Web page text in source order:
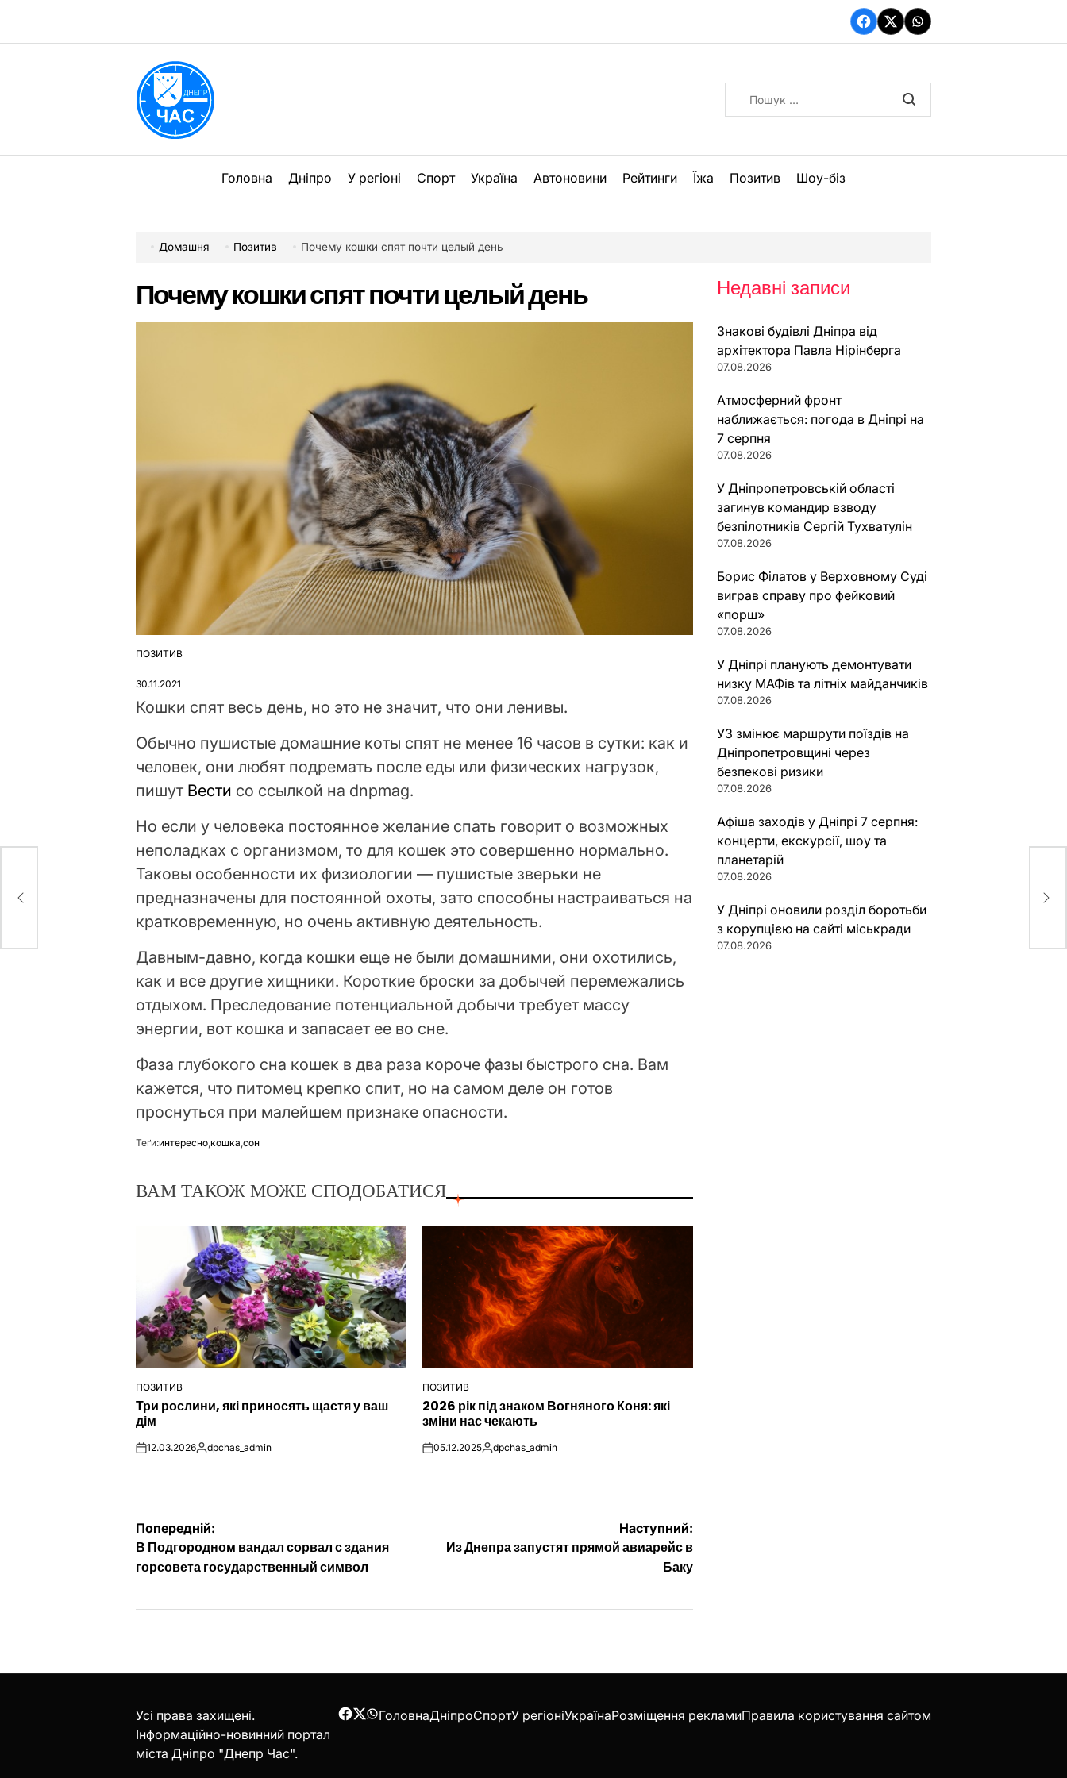
вмісту
Facebook
TwitterWhatsApp
Головна Дніпро У регіоні Спорт Україна Автоновини Рейтинги Їжа Позитив Шоу-біз
Домашня Позитив Почему кошки спят почти целый день
Почему кошки спят почти целый день
ОПУБЛІКУВАТИ
ПОЗИТИВ
30.11.2021
Кошки спят весь день, но это не значит, что они ленивы.
Обычно пушистые домашние коты спят не менее 16 часов в сутки: как и
человек, они любят подремать после еды или физических нагрузок,
пишут Вести со ссылкой на dnpmag.
Но если у человека постоянное желание спать говорит о возможных
неполадках с организмом, то для кошек это совершенно нормально.
Таковы особенности их физиологии — пушистые зверьки не
предназначены для постоянной охоты, зато способны настраиваться на
кратковременную, но очень активную деятельность.
Давным-давно, когда кошки еще не были домашними, они охотились,
как и все другие хищники. Короткие броски за добычей перемежались
отдыхом. Преследование потенциальной добычи требует массу
энергии, вот кошка и запасает ее во сне.
Фаза глубокого сна кошек в два раза короче фазы быстрого сна. Вам
кажется, что питомец крепко спит, но на самом деле он готов
проснуться при малейшем признаке опасности.
Теґи:интересно,кошка,сон
ВАМ ТАКОЖ МОЖЕ СПОДОБАТИСЯ
ОПУБЛІКУВАТИ
ПОЗИТИВ
Три рослини, які приносять щастя у ваш
дім
on12.03.2026Опубліковано
dpchas_admin
ОПУБЛІКУВАТИ
У
ПОЗИТИВ
2026 рік під знаком Вогняного Коня: які
зміни нас чекають
on05.12.2025Опубліковано
dpchas_admin
Навігація
записів
Попередній:
В Подгородном вандал сорвал с здания
горсовета государственный символ
Наступний:
Из Днепра запустят прямой авиарейс в
Баку
Недавні записи
Знакові будівлі Дніпра від
архітектора Павла Нірінберга
07.08.2026
Атмосферний фронт
наближається: погода в Дніпрі на
7 серпня
07.08.2026
У Дніпропетровській області
загинув командир взводу
безпілотників Сергій Тухватулін
07.08.2026
Борис Філатов у Верховному Суді
виграв справу про фейковий
«порш»
07.08.2026
У Дніпрі планують демонтувати
низку МАФів та літніх майданчиків
07.08.2026
УЗ змінює маршрути поїздів на
Дніпропетровщині через
безпекові ризики
07.08.2026
Афіша заходів у Дніпрі 7 серпня:
концерти, екскурсії, шоу та
планетарій
07.08.2026
У Дніпрі оновили розділ боротьби
з корупцією на сайті міськради
07.08.2026
Усі права захищені.
Інформаційно-новинний портал
міста Дніпро "Днепр Час".
Facebook
Twitter
WhatsApp
ГоловнаДніпроСпортУ регіоніУкраїнаРозміщення рекламиПравила користування сайтом